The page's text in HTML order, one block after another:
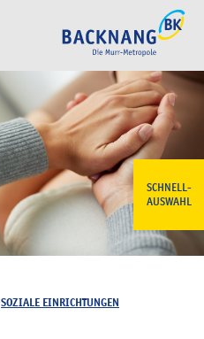
SCHNELL-
AUSWAHL
SOZIALE EINRICHTUNGEN